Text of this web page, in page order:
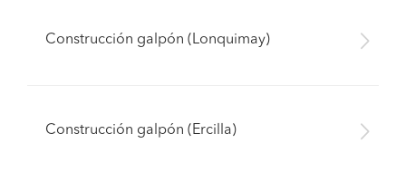
Construcción galpón (Lonquimay)
Construcción galpón (Ercilla)